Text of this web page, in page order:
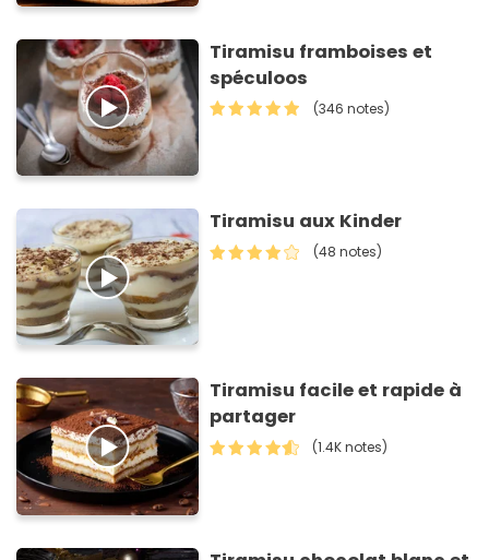
Tiramisu framboises et
spéculoos
(346 notes)
Tiramisu aux Kinder
(48 notes)
Tiramisu facile et rapide à
partager
(1.4K notes)